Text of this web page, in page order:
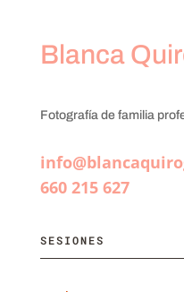
Blanca
Fotografía de familia
660 215 627
SESIONES